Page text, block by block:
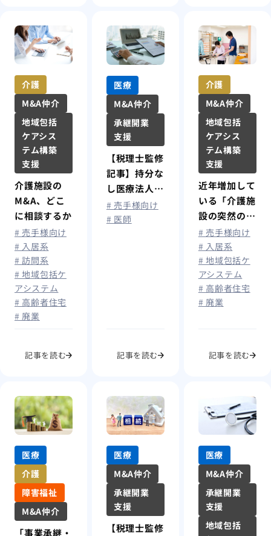
介護
M&A仲介
地域包括
ケアシス
テム構築
支援
介護施設の
M&A、どこ
に相談するか
# 売手様向け
# 入居系
# 訪問系
# 地域包括ケ
アシステム
# 高齢者住宅
# 廃業
記事を読む
医療
M&A仲介
承継開業
支援
【税理士監修
記事】持分な
し医療法人へ
の移行方法
—持分放棄か
# 売手様向け
# 医師
記事を読む
介護
M&A仲介
地域包括
ケアシス
テム構築
支援
近年増加して
いる「介護施
設の突然の閉
鎖」その背景
と理由とは
# 売手様向け
# 入居系
# 地域包括ケ
アシステム
# 高齢者住宅
# 廃業
記事を読む
医療
介護
障害福祉
M&A仲介
「事業承継・
医療
M&A仲介
承継開業
支援
【税理士監修
医療
M&A仲介
承継開業
支援
地域包括